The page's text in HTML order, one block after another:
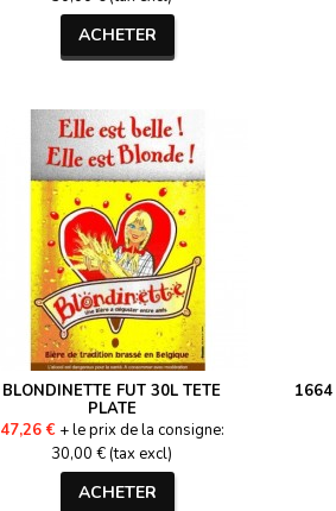
ACHETER
BLONDINETTE FUT 30L TETE
PLATE
47,26 € + le prix de la consigne:
30,00 € (tax excl)
ACHETER
1664